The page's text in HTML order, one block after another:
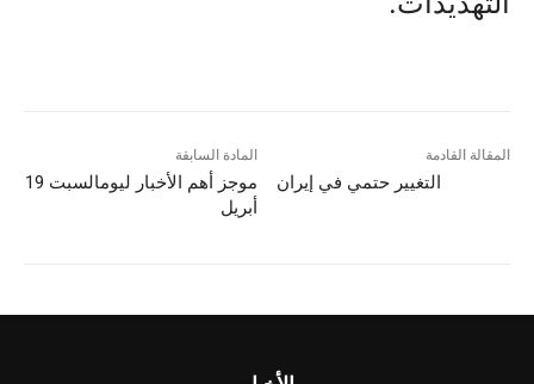
المادة السابقة
موجز أهم الأخبار لیومالسبت 19
أبريل
المقالة القادمة
التغيير حتمي في إيران